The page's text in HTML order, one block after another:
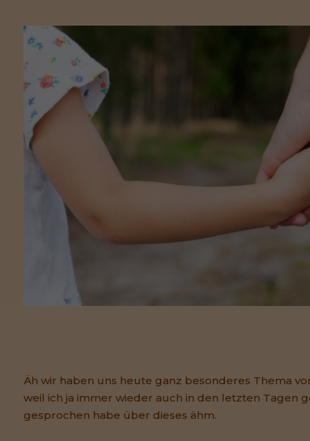
Äh wir haben uns heute ganz besonderes Thema
weil ich ja immer wieder auch in den letzten Tagen
gesprochen habe über dieses ähm.